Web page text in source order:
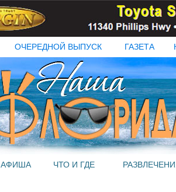
ОЧЕРЕДНОЙ ВЫПУСК ГАЗЕТА
АФИША ЧТО И ГДЕ